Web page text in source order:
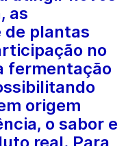
as
de plantas
no
fermentação
origem
o sabor e